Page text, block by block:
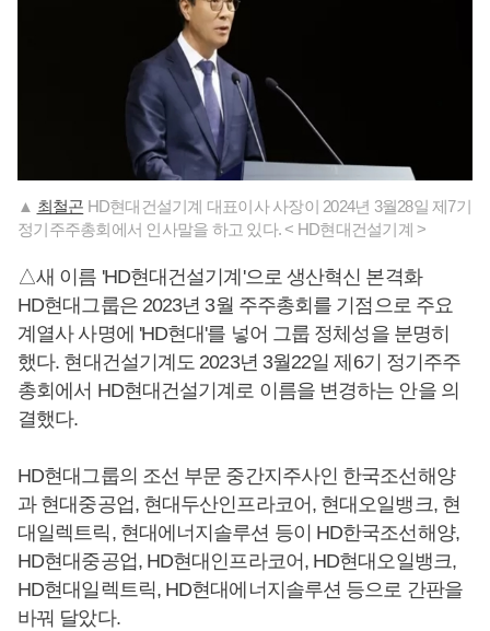
▲ 최철곤 HD현대건설기계 대표이사 사장이 2024년 3월28일 제7기
정기주주총회에서 인사말을 하고 있다. < HD현대건설기계 >
△새 이름 'HD현대건설기계'으로 생산혁신 본격화
HD현대그룹은 2023년 3월 주주총회를 기점으로 주요
계열사 사명에 'HD현대'를 넣어 그룹 정체성을 분명히
했다. 현대건설기계도 2023년 3월22일 제6기 정기주주
총회에서 HD현대건설기계로 이름을 변경하는 안을 의
결했다.
HD현대그룹의 조선 부문 중간지주사인 한국조선해양
과 현대중공업, 현대두산인프라코어, 현대오일뱅크, 현
대일렉트릭, 현대에너지솔루션 등이 HD한국조선해양,
HD현대중공업, HD현대인프라코어, HD현대오일뱅크,
HD현대일렉트릭, HD현대에너지솔루션 등으로 간판을
바꿔 달았다.